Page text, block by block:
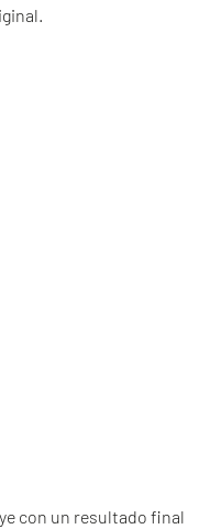
con un resultado final